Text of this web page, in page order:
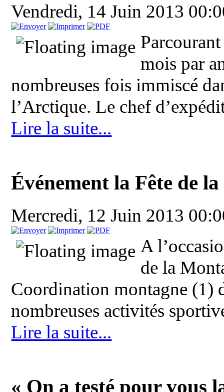
Vendredi, 14 Juin 2013
mois par
nombreuses fois immiscé
l’Arctique. Le chef
Lire la suite...
Événement la Fête de
Mercredi, 12 Juin 2013
A
de la
Coordination montagne (1)
nombreuses activités
Lire la suite...
« On a testé pour vous